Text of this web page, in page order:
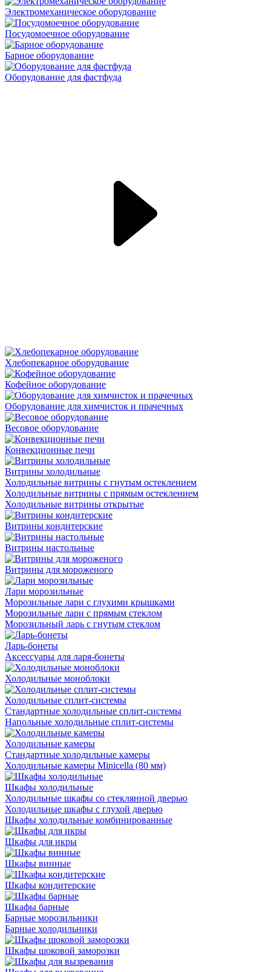
Электромеханическое оборудование
Посудомоечное оборудование
Барное оборудование
Оборудование для фастфуда
Хлебопекарное оборудование
Кофейное оборудование
Оборудование для химчисток и прачечных
Весовое оборудование
Конвекционные печи
Витрины холодильные
Холодильные витрины с гнутым остеклением
Холодильные витрины с прямым остеклением
Холодильные витрины открытые
Витрины кондитерские
Витрины настольные
Витрины для мороженого
Лари морозильные
Морозильные лари с глухими крышками
Морозильные лари с прямым стеклом
Морозильный ларь с гнутым стеклом
Ларь-бонеты
Аксессуары для ларя-бонеты
Холодильные моноблоки
Холодильные сплит-системы
Стандартные холодильные сплит-системы
Напольные холодильные сплит-системы
Холодильные камеры
Стандартные холодильные камеры
Холодильные камеры Minicella (80 мм)
Шкафы холодильные
Холодильные шкафы со стеклянной дверью
Холодильные шкафы с глухой дверью
Шкафы холодильные комбинированные
Шкафы для икры
Шкафы винные
Шкафы кондитерские
Шкафы барные
Барные морозильники
Барные холодильники
Шкафы шоковой заморозки